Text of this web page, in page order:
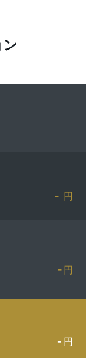
- 円
- 円
- 円